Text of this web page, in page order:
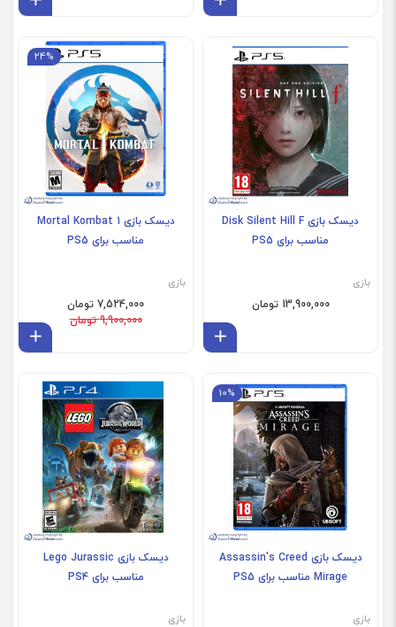
دیسک بازی Disk Silent Hill F
مناسب برای PS5
بازی
13,900,000 تومان
24%
دیسک بازی Mortal Kombat 1
مناسب برای PS5
بازی
7,524,000 تومان
9,900,000 تومان
10%
دیسک بازی Assassin's Creed
Mirage مناسب برای PS5
بازی
دیسک بازی Lego Jurassic
مناسب برای PS4
بازی